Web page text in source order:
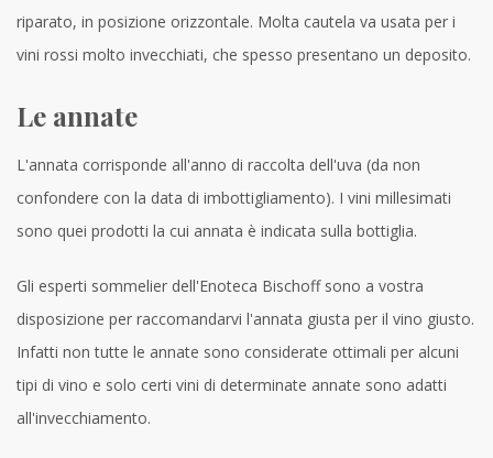
riparato, in posizione orizzontale. Molta cautela va usata per i
vini rossi molto invecchiati, che spesso presentano un deposito.
Le annate
L'annata corrisponde all'anno di raccolta dell'uva (da non
confondere con la data di imbottigliamento). I vini millesimati
sono quei prodotti la cui annata è indicata sulla bottiglia.
Gli esperti sommelier dell'Enoteca Bischoff sono a vostra
disposizione per raccomandarvi l'annata giusta per il vino giusto.
Infatti non tutte le annate sono considerate ottimali per alcuni
tipi di vino e solo certi vini di determinate annate sono adatti
all'invecchiamento.